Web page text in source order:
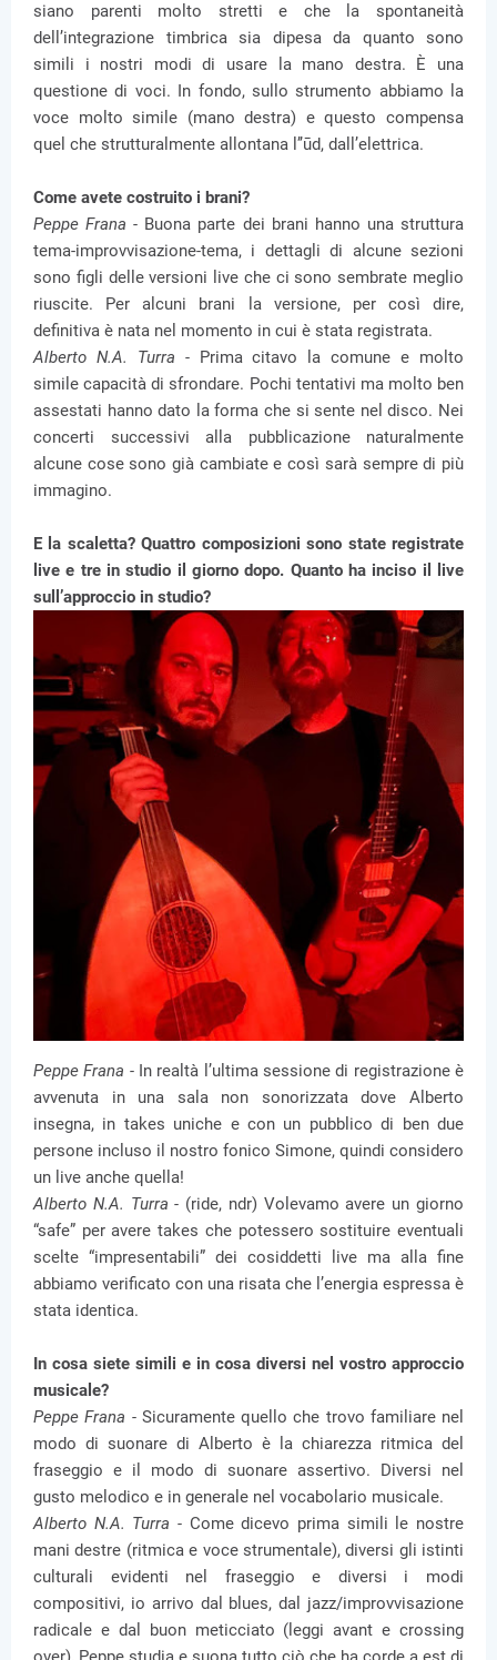
siano parenti molto stretti e che la spontaneità
dell’integrazione timbrica sia dipesa da quanto sono
simili i nostri modi di usare la mano destra. È una
questione di voci. In fondo, sullo strumento abbiamo la
voce molto simile (mano destra) e questo compensa
quel che strutturalmente allontana l’’ūd, dall’elettrica.
Come avete costruito i brani?
Peppe Frana - Buona parte dei brani hanno una struttura
tema-improvvisazione-tema, i dettagli di alcune sezioni
sono figli delle versioni live che ci sono sembrate meglio
riuscite. Per alcuni brani la versione, per così dire,
definitiva è nata nel momento in cui è stata registrata.
Alberto N.A. Turra -Prima citavo la comune e molto
simile capacità di sfrondare. Pochi tentativi ma molto ben
assestati hanno dato la forma che si sente nel disco. Nei
concerti successivi alla pubblicazione naturalmente
alcune cose sono già cambiate e così sarà sempre di più
immagino.
E la scaletta? Quattro composizioni sono state registrate
live e tre in studio il giorno dopo. Quanto ha inciso il live
sull’approccio in studio?
Peppe Frana -In realtà l’ultima sessione di registrazione è
avvenuta in una sala non sonorizzata dove Alberto
insegna, in takes uniche e con un pubblico di ben due
persone incluso il nostro fonico Simone, quindi considero
un live anche quella!
Alberto N.A. Turra - (ride, ndr) Volevamo avere un giorno
“safe” per avere takes che potessero sostituire eventuali
scelte “impresentabili” dei cosiddetti live ma alla fine
abbiamo verificato con una risata che l’energia espressa è
stata identica.
In cosa siete simili e in cosa diversi nel vostro approccio
musicale?
Peppe Frana - Sicuramente quello che trovo familiare nel
modo di suonare di Alberto è la chiarezza ritmica del
fraseggio e il modo di suonare assertivo. Diversi nel
gusto melodico e in generale nel vocabolario musicale.
Alberto N.A. Turra - Come dicevo prima simili le nostre
mani destre (ritmica e voce strumentale), diversi gli istinti
culturali evidenti nel fraseggio e diversi i modi
compositivi, io arrivo dal blues, dal jazz/improvvisazione
radicale e dal buon meticciato (leggi avant e crossing